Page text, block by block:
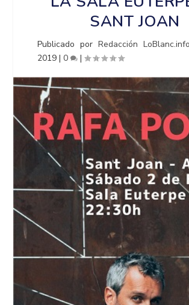
SANT JOAN
Publicado porRedacción LoBlanc.info
2019 |0 |